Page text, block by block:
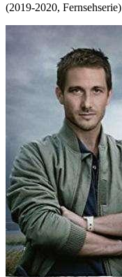
(2019-2020, Fernsehserie)